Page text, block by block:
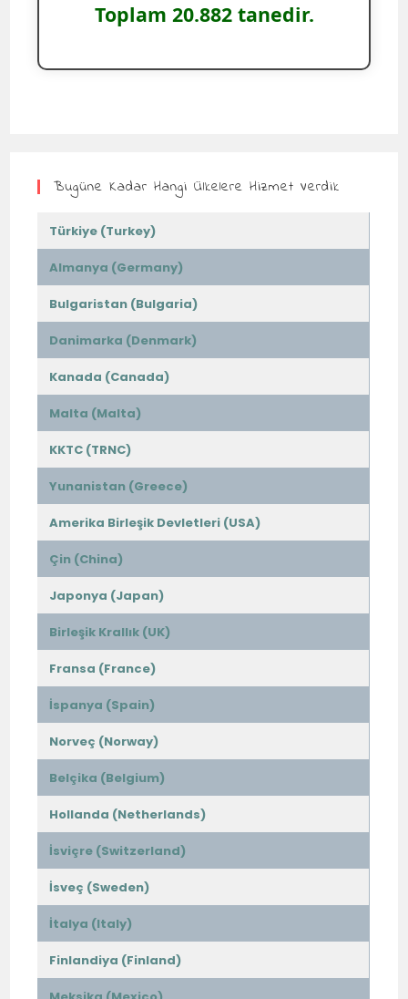
Toplam 20.882 tanedir.
Bugüne Kadar Hangi Ülkelere Hizmet Verdik
Türkiye (Turkey)
Almanya (Germany)
Bulgaristan (Bulgaria)
Danimarka (Denmark)
Kanada (Canada)
Malta (Malta)
KKTC (TRNC)
Yunanistan (Greece)
Amerika Birleşik Devletleri (USA)
Çin (China)
Japonya (Japan)
Birleşik Krallık (UK)
Fransa (France)
İspanya (Spain)
Norveç (Norway)
Belçika (Belgium)
Hollanda (Netherlands)
İsviçre (Switzerland)
İsveç (Sweden)
İtalya (Italy)
Finlandiya (Finland)